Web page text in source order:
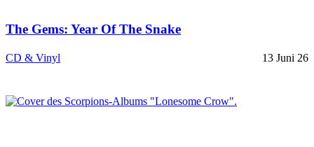
The Gems: Year Of The Snake
CD & Vinyl 13 Juni 26